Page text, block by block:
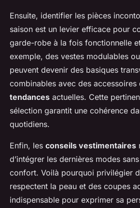
Ensuite, identifier les pièces
saison est un levier efficace pour
garde-robe à la fois fonctionnelle
exemple, des vestes modulables
peuvent devenir des basiques
combinables avec des accessoires
tendances actuelles. Cette
sélection garantit une cohérence
quotidiens.
Enfin, les conseils vestimentaires
d’intégrer les dernières modes
confort. Voilà pourquoi privilégier
respectent la peau et des coupes
indispensable pour exprimer sa